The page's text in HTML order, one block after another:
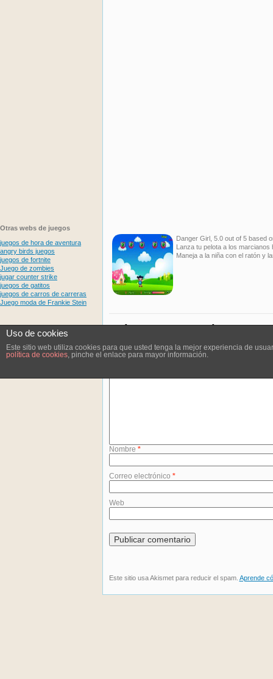
Otras webs de juegos
juegos de hora de aventura
angry birds juegos
juegos de fortnite
Juego de zombies
jugar counter strike
juegos de gatitos
juegos de carros de carreras
Juego moda de Frankie Stein
Danger Girl, 5.0out of 5based
Lanza tu pelota a los
Maneja a la niña con el ratón y
Deja un comentario
Tu dirección de correo electrónico no será publicada.
Nombre *
Correo electrónico *
Web
Este sitio usa Akismet para reducir el spam. Aprende
Uso de cookies
Este sitio web utiliza cookies para que usted tenga la mejor experiencia de
política de cookies, pinche el enlace para mayor información.